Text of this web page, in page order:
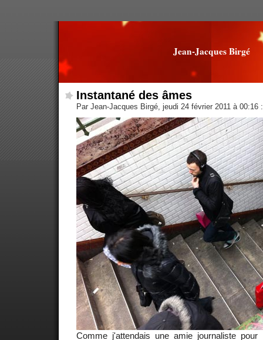
Jean-Jacques Birgé
Instantané des âmes
Par Jean-Jacques Birgé, jeudi 24 février 2011 à 00:16
Comme j'attendais une amie journaliste